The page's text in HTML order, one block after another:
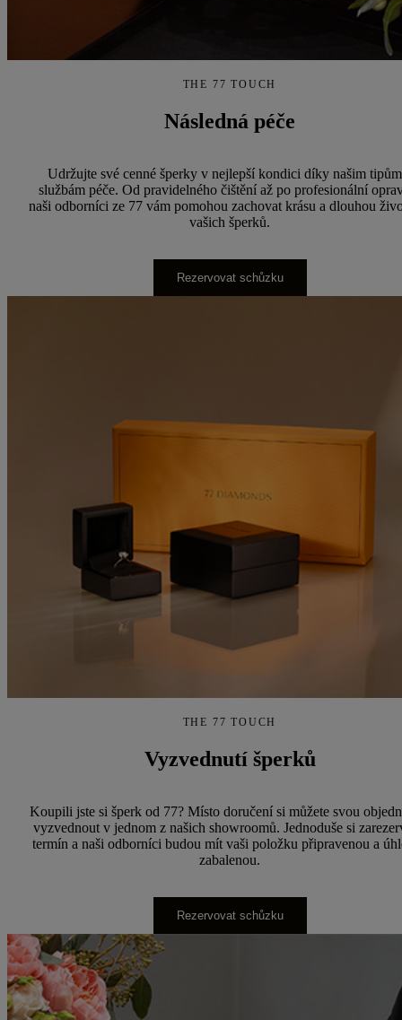
THE 77 TOUCH
Následná péče
Udržujte své cenné šperky v nejlepší kondici díky našim
službám péče. Od pravidelného čištění až po profesionální
naši odborníci ze 77 vám pomohou zachovat krásu a dlouhou
vašich šperků.
Rezervovat schůzku
THE 77 TOUCH
Vyzvednutí šperků
Koupili jste si šperk od 77? Místo doručení si můžete svou
vyzvednout v jednom z našich showroomů. Jednoduše si
termín a naši odborníci budou mít vaši položku připravenou a
zabalenou.
Rezervovat schůzku